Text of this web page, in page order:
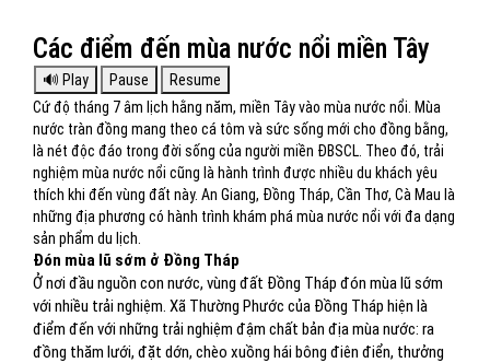
Các điểm đến mùa nước nổi miền Tây
Cứ độ tháng 7 âm lịch hằng năm, miền Tây vào mùa nước nổi. Mùa
nước tràn đồng mang theo cá tôm và sức sống mới cho đồng bằng,
là nét độc đáo trong đời sống của người miền ĐBSCL. Theo đó, trải
nghiệm mùa nước nổi cũng là hành trình được nhiều du khách yêu
thích khi đến vùng đất này. An Giang, Đồng Tháp, Cần Thơ, Cà Mau là
những địa phương có hành trình khám phá mùa nước nổi với đa dạng
sản phẩm du lịch.
Đón mùa lũ sớm ở Đồng Tháp
Ở nơi đầu nguồn con nước, vùng đất Đồng Tháp đón mùa lũ sớm
với nhiều trải nghiệm. Xã Thường Phước của Đồng Tháp hiện là
điểm đến với những trải nghiệm đậm chất bản địa mùa nước: ra
đồng thăm lưới, đặt dớn, chèo xuồng hái bông điên điển, thưởng